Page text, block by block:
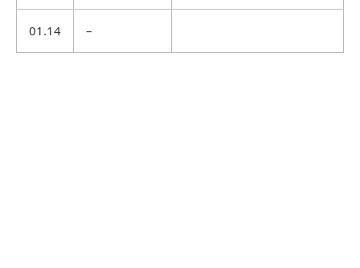
01.14 –